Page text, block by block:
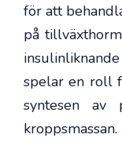
för att
på
spelar en roll
syntesen av
kroppsmassan.